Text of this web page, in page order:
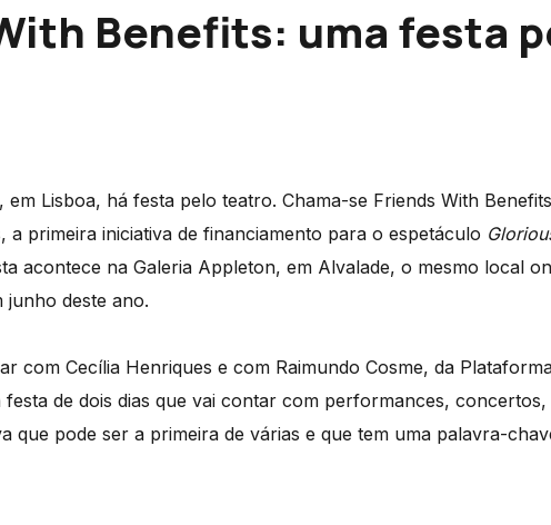
Benefits: uma festa
em Lisboa, há festa pelo teatro. Chama-se Friends With
a primeira iniciativa de financiamento para o espetáculo
acontece na Galeria Appleton, em Alvalade, o mesmo local
junho deste ano.
com Cecília Henriques e com Raimundo Cosme, da
de dois dias que vai contar com performances,
que pode ser a primeira de várias e que tem uma palavra-